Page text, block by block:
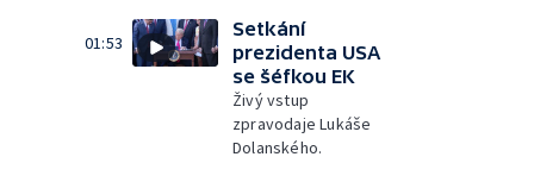
01:53
Setkání
prezidenta USA
se šéfkou EK
Živý vstup
zpravodaje Lukáše
Dolanského.